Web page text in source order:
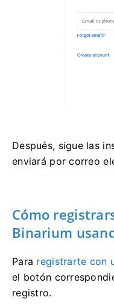
Después, sigue las
enviará por correo
Cómo
Binarium
Para registrarte con
el botón
registro.